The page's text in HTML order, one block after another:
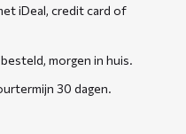
iDeal, credit card of
morgen in huis.
30 dagen.